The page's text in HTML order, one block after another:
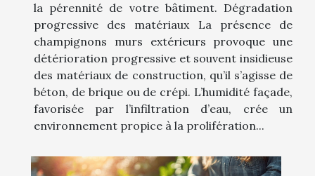
la pérennité de votre bâtiment. Dégradation
progressive des matériaux La présence de
champignons murs extérieurs provoque une
détérioration progressive et souvent insidieuse
des matériaux de construction, qu’il s’agisse de
béton, de brique ou de crépi. L’humidité façade,
favorisée par l’infiltration d’eau, crée un
environnement propice à la prolifération...